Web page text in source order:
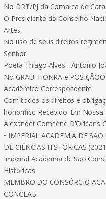
No DRT/PJ da Comarca de
O Presidiente do Conselho
Artes,
No uso de seus direitos
Senhor
Poeta Thiago Alves - Antonio
No GRAU, HONRA e
Acadêmico Correspondente
Com todos os direitos e
honorífico Recebido. Em
Alexander Comnène D’Orléans
• IMPERIAL ACADEMIA DE
DE CIÊNCIAS HISTÓRICAS
Imperial Academia de São
Históricas
MEMBRO DO CONSÓRCIO
CONCLAB